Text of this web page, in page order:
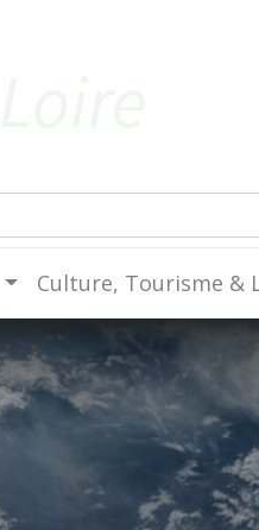
Culture, Tourisme &